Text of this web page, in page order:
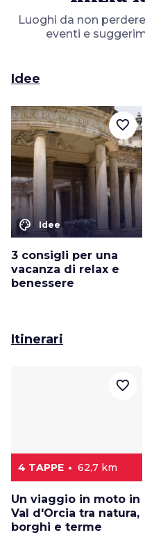
Luoghi da non
eventi e
Idee
color_lens Idee
3 consigli per una
vacanza di relax e
benessere
favorite_border
Itinerari
4 TAPPE 62,7 km
Un viaggio in moto in
Val d'Orcia tra natura,
borghi e terme
favorite_border